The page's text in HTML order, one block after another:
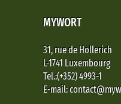
MYWORT
31, rue de Hollerich
L-1741 Luxembourg
Tel.:(+352) 4993-1
E-mail: